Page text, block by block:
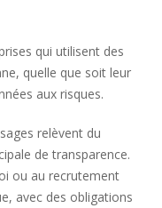
qui utilisent des
quelle que soit leur
aux risques.
relèvent du
de transparence.
ou au recrutement
avec des obligations